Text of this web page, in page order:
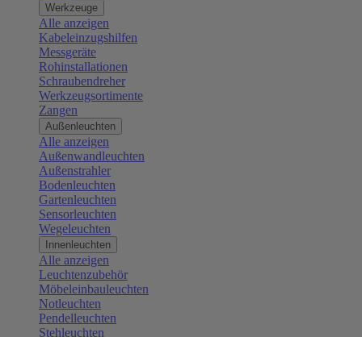
Werkzeuge
Alle anzeigen
Kabeleinzugshilfen
Messgeräte
Rohinstallationen
Schraubendreher
Werkzeugsortimente
Zangen
Außenleuchten
Alle anzeigen
Außenwandleuchten
Außenstrahler
Bodenleuchten
Gartenleuchten
Sensorleuchten
Wegeleuchten
Innenleuchten
Alle anzeigen
Leuchtenzubehör
Möbeleinbauleuchten
Notleuchten
Pendelleuchten
Stehleuchten